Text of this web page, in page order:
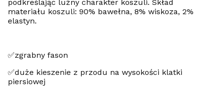
podkreślając luźny charakter koszuli. Skład
materiału koszuli: 90% bawełna, 8% wiskoza, 2%
elastyn.
✅zgrabny fason
✅duże kieszenie z przodu na wysokości klatki
piersiowej